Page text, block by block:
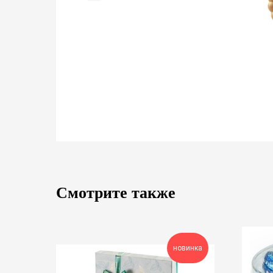
Смотрите также
новинка